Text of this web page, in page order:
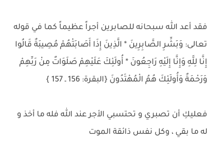
فقد أعد الله سبحانه للصابرين أجراً عظيماً كما في قوله
تعالى: وَبَشِّرِ الصَّابِرِينَ * الَّذِينَ إِذَا أَصَابَتْهُمْ مُصِيبَةٌ قَالُوا
إِنَّا لِلَّهِ وَإِنَّا إِلَيْهِ رَاجِعُونَ * أُولَئِكَ عَلَيْهِمْ صَلَوَاتٌ مِنْ رَبِّهِمْ
وَرَحْمَةٌ وَأُولَئِكَ هُمُ الْمُهْتَدُونَ {البقرة: 156 ـ 157 }
فعليكِ أن تصبري و تحتسبي الأجر عند الله فله ما أخذ و
له ما بقي ، وكل نفس ذائقة الموت